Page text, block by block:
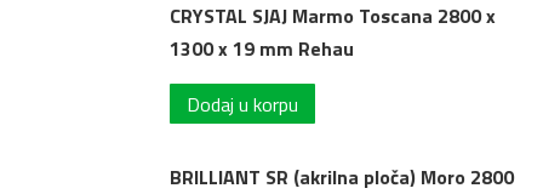
CRYSTAL SJAJ Marmo Toscana 2800 x
1300 x 19 mm Rehau
Dodaj u korpu
BRILLIANT SR (akrilna ploča) Moro 2800